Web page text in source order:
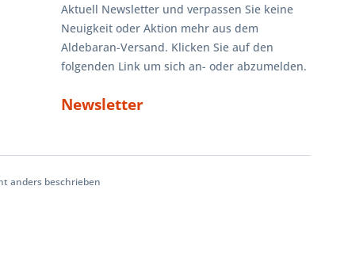
Aktuell Newsletter und verpassen Sie keine
Neuigkeit oder Aktion mehr aus dem
Aldebaran-Versand. Klicken Sie auf den
folgenden Link um sich an- oder abzumelden.
Newsletter
anders beschrieben